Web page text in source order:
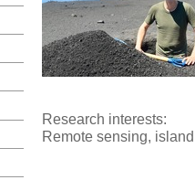
Research interests:
Remote sensing,